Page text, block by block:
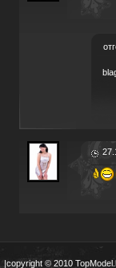
|copyright © 2010